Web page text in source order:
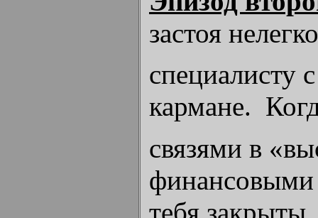
застоя
специалисту
кармане.
связями в
финансовыми
тебя закрыты.